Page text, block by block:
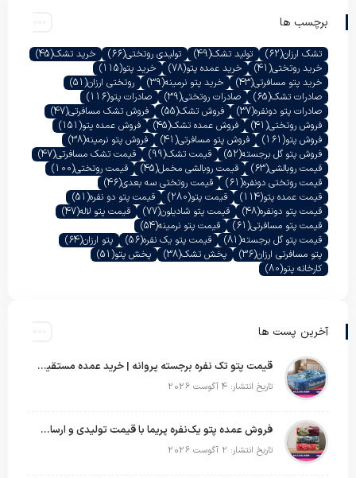
برچسب ها
تشک ارزان(62) تولید تشک(49) تولیدی روتختی(66) خرید تشک(45)
خرید روتختی(41) خرید عمده پتو(78) خرید پتو(115)
خرید پتو مسافرتی(43) خرید پتو نرمینه(39) روتختی ارزان(51)
صادرات تشک(65) صادرات روتختی(39) صادرات پتو(116)
صادرات پتو دونفره(37) فروش تشک(55) فروش تشک مسافرتی(47)
فروش روتختی(41) فروش عمده تشک(45) فروش عمده پتو(151)
فروش پتو(161) فروش پتو مسافرتی(41) فروش پتو نرمینه(38)
فروش پتو گل برجسته(52) قیمت تشک(99) قیمت تشک مسافرتی(47)
قیمت روبالشی(63) قیمت روبالشی مخمل(45) قیمت روتختی(100)
قیمت روتختی دونفره(61) قیمت روتختی سه بعدی(46)
قیمت عمده پتو(114) قیمت پتو(280) قیمت پتو دو نفره(51)
قیمت پتو دونفره(48) قیمت پتو شادیلون(77) قیمت پتو لاله(47)
قیمت پتو مسافرتی(61) قیمت پتو نرمینه(54)
قیمت پتو گل برجسته(81) قیمت پتو یک نفره(56) پتو ارزان(64)
پتو مسافرتی ارزان(36) پخش تشک(38) پخش پتو(51)
کارخانه پتو(80)
آخرین پست ها
قیمت پتو تک نفره برجسته پروانه | خرید عمده مستقیم با بهترین قیمت بازار
تاریخ انتشار: 4 آگوست 2026
فروش عمده پتو یک‌نفره پریما با قیمت تولیدی و ارسال به سراسر کشور
تاریخ انتشار: 2 آگوست 2026